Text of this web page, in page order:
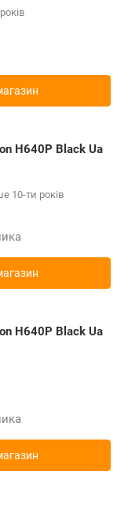
H640P Black Ua
10-ти років
H640P Black Ua